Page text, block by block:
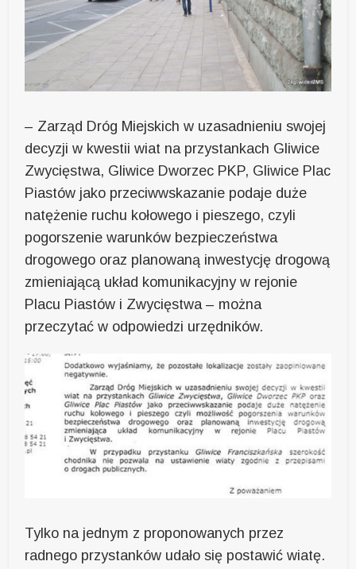
– Zarząd Dróg Miejskich w uzasadnieniu swojej
decyzji w kwestii wiat na przystankach Gliwice
Zwycięstwa, Gliwice Dworzec PKP, Gliwice Plac
Piastów jako przeciwwskazanie podaje duże
natężenie ruchu kołowego i pieszego, czyli
pogorszenie warunków bezpieczeństwa
drogowego oraz planowaną inwestycję drogową
zmieniającą układ komunikacyjny w rejonie
Placu Piastów i Zwycięstwa – można
przeczytać w odpowiedzi urzędników.
Tylko na jednym z proponowanych przez
radnego przystanków udało się postawić wiatę.